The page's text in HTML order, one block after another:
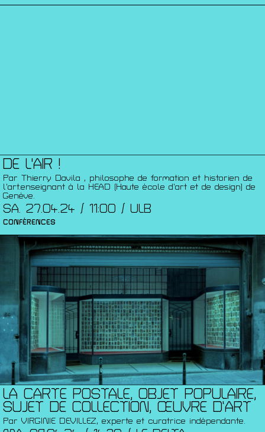
DE L'AIR !
Par Thierry Davila , philosophe de formation et historien de
l’art.enseignant à la HEAD (Haute école d’art et de design) de
Genève.
SA. 27.04.24 / 11:00 / ULB
CONFÉRENCES
LA CARTE POSTALE, OBJET POPULAIRE,
SUJET DE COLLECTION, ŒUVRE D’ART
Par VIRGINIE DEVILLEZ, experte et curatrice indépendante.